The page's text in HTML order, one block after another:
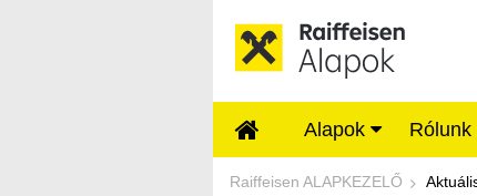
Alapok Rólunk
Közzétételek -
Raiffeisen ALAPKEZELŐ